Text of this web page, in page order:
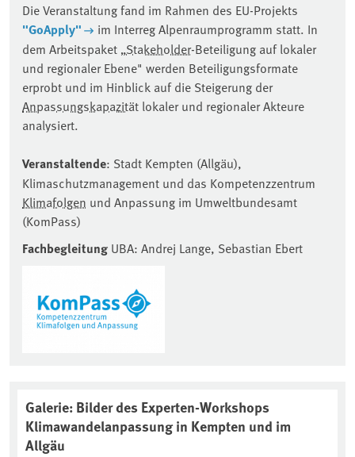
Die Veranstaltung fand im Rahmen des EU-Projekts
"GoApply"
im Interreg Alpenraumprogramm statt. In
dem Arbeitspaket „Stakeholder-Beteiligung auf lokaler
und regionaler Ebene" werden Beteiligungsformate
erprobt und im Hinblick auf die Steigerung der
Anpassungskapazität lokaler und regionaler Akteure
analysiert.
Veranstaltende: Stadt Kempten (Allgäu),
Klimaschutzmanagement und das Kompetenzzentrum
Klimafolgen und Anpassung im Umweltbundesamt
(KomPass)
Fachbegleitung UBA: Andrej Lange, Sebastian Ebert
Associated content
Galerie: Bilder des Experten-Workshops
Klimawandelanpassung in Kempten und im
Allgäu